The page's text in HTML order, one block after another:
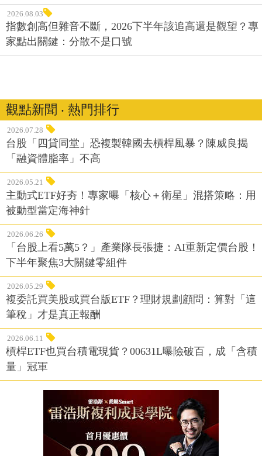
2026.08.03
指數創高但雜音不斷，2026下半年該追高還是觀望？專
家點出關鍵：分散不是口號
觀點新聞 ‧ 熱門排行
2026.07.28
台股「四貸同堂」恐複製韓國去槓桿風暴？陳威良揭
「融資體脂率」不高
2026.05.21
主動式ETF好夯！專家曝「核心＋衛星」混搭策略：用
被動型當定海神針
2026.06.26
「台股上看5萬5？」產業隊長張捷：AI重新定價台股！
下半年聚焦3大關鍵零組件
2026.05.29
複委託買美股或買台版ETF？理財規劃顧問：算對「這
筆稅」才是真正報酬
2026.06.11
槓桿ETF也買台積電現貨？00631L曝險破百，成「含積
量」冠軍